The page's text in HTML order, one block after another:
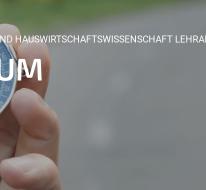
HAUSWIRTSCHAFTSWISSENSCHAFT